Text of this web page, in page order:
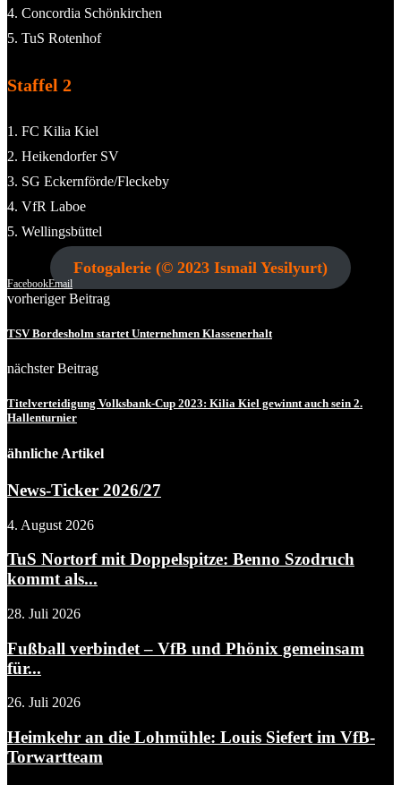
4. Concordia Schönkirchen
5. TuS Rotenhof
Staffel 2
1. FC Kilia Kiel
2. Heikendorfer SV
3. SG Eckernförde/Fleckeby
4. VfR Laboe
5. Wellingsbüttel
Fotogalerie (© 2023 Ismail Yesilyurt)
FacebookEmail
vorheriger Beitrag
TSV Bordesholm startet Unternehmen Klassenerhalt
nächster Beitrag
Titelverteidigung Volksbank-Cup 2023: Kilia Kiel gewinnt auch sein 2.
Hallenturnier
ähnliche Artikel
News-Ticker 2026/27
4. August 2026
TuS Nortorf mit Doppelspitze: Benno Szodruch
kommt als...
28. Juli 2026
Fußball verbindet – VfB und Phönix gemeinsam
für...
26. Juli 2026
Heimkehr an die Lohmühle: Louis Siefert im VfB-
Torwartteam